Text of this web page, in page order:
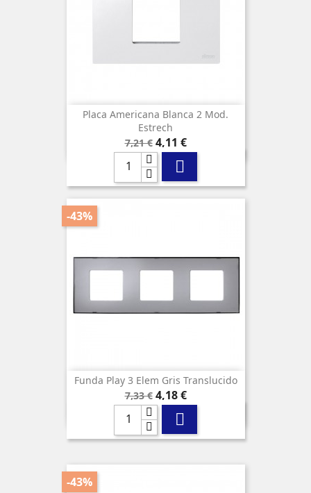
Placa Americana Blanca 2 Mod.
Estrech
Precio
base
7,21 € Precio
4,11 €

Funda Play 3 Elem Gris Translucido
Precio
base
7,33 €
-43%
Precio
4,18 €

-43%